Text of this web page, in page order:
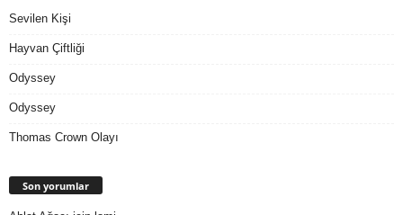
Sevilen Kişi
Hayvan Çiftliği
Odyssey
Odyssey
Thomas Crown Olayı
Son yorumlar